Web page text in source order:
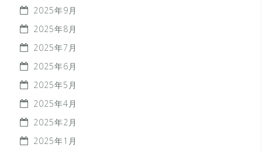
2025年9月
2025年8月
2025年7月
2025年6月
2025年5月
2025年4月
2025年2月
2025年1月